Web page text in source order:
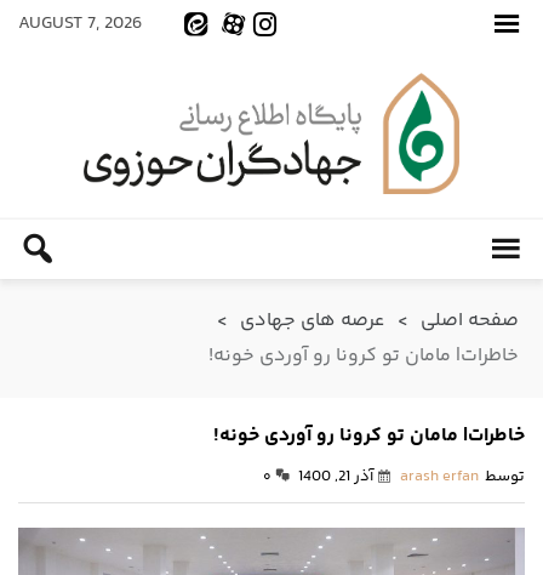
AUGUST 7, 2026
صفحه اصلی > عرصه های جهادی >
خاطرات| مامان تو کرونا رو آوردی خونه!
خاطرات| مامان تو کرونا رو آوردی خونه!
توسط arash erfan آذر 21, 1400 ۰